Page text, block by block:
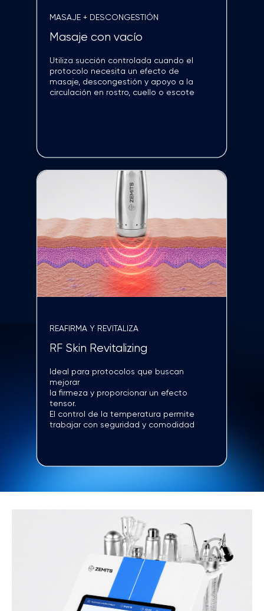
HYDRODIAMOND™
Textura uniforme y poros
más limpios
Comienza con una exfoliación controlada para
renovar la piel y, a continuación, selecciona los
sérums y las tecnologías más adecuadas
menú de tratamientos faciales adaptados a
cada cliente: protocolos para mejorar la textura
combatir la deshidratación, unificar el tono,
antiedad. Combina las tecnologías según las
necesidades de cada piel para ofrecer un
tratamiento totalmente personalizado